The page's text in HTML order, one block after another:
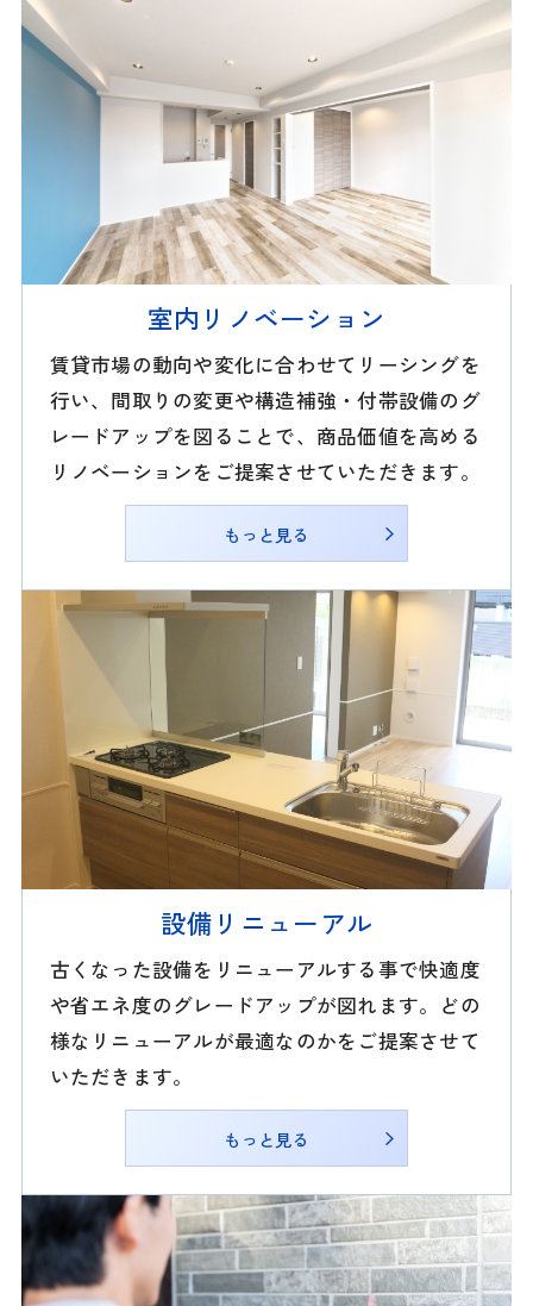
室内リノベーション
賃貸市場の動向や変化に合わせてリーシングを
行い、間取りの変更や構造補強・付帯設備のグ
レードアップを図ることで、商品価値を高める
リノベーションをご提案させていただきます。
もっと見る
設備リニューアル
古くなった設備をリニューアルする事で快適度
や省エネ度のグレードアップが図れます。どの
様なリニューアルが最適なのかをご提案させて
いただきます。
もっと見る